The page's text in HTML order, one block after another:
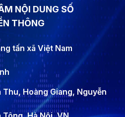
NỘI DUNG SỐ
THÔNG
tấn xã Việt Nam
Hoàng Giang, Nguyễn